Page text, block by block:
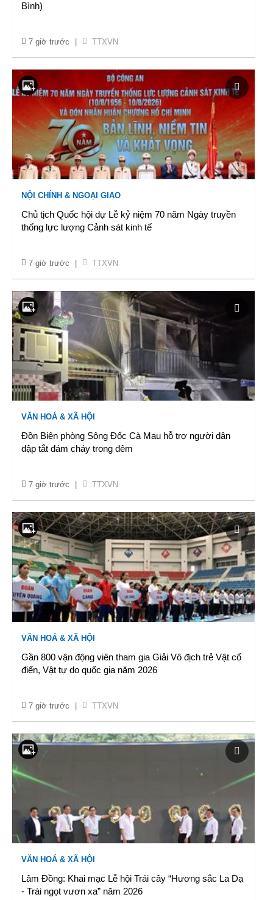
Bình)
7 giờ trước TTXVN
NỘI CHÍNH & NGOẠI GIAO
Chủ tịch Quốc hội dự Lễ kỷ niệm 70 năm Ngày truyền
thống lực lượng Cảnh sát kinh tế
7 giờ trước TTXVN
VĂN HOÁ & XÃ HỘI
Đồn Biên phòng Sông Đốc Cà Mau hỗ trợ người dân
dập tắt đám cháy trong đêm
7 giờ trước TTXVN
VĂN HOÁ & XÃ HỘI
Gần 800 vận động viên tham gia Giải Vô địch trẻ Vật cổ
điển, Vật tự do quốc gia năm 2026
7 giờ trước TTXVN
VĂN HOÁ & XÃ HỘI
Lâm Đồng: Khai mạc Lễ hội Trái cây “Hương sắc La Dạ
- Trái ngọt vươn xa” năm 2026